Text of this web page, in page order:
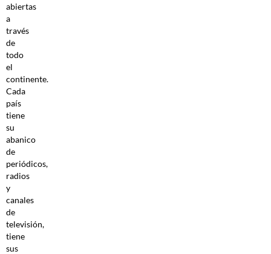
abiertas
a
través
de
todo
el
continente.
Cada
país
tiene
su
abanico
de
periódicos,
radios
y
canales
de
televisión,
tiene
sus